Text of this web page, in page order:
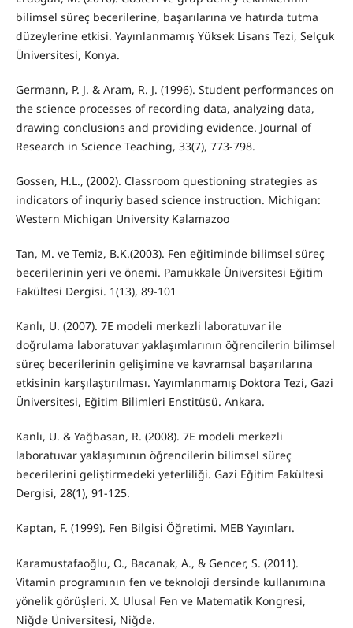
bilimsel süreç becerilerine, başarılarına ve hatırda tutma
düzeylerine etkisi. Yayınlanmamış Yüksek Lisans Tezi, Selçuk
Üniversitesi, Konya.
Germann, P. J. & Aram, R. J. (1996). Student performances on
the science processes of recording data, analyzing data,
drawing conclusions and providing evidence. Journal of
Research in Science Teaching, 33(7), 773-798.
Gossen, H.L., (2002). Classroom questioning strategies as
indicators of inquriy based science instruction. Michigan:
Western Michigan University Kalamazoo
Tan, M. ve Temiz, B.K.(2003). Fen eğitiminde bilimsel süreç
becerilerinin yeri ve önemi. Pamukkale Üniversitesi Eğitim
Fakültesi Dergisi. 1(13), 89-101
Kanlı, U. (2007). 7E modeli merkezli laboratuvar ile
doğrulama laboratuvar yaklaşımlarının öğrencilerin bilimsel
süreç becerilerinin gelişimine ve kavramsal başarılarına
etkisinin karşılaştırılması. Yayımlanmamış Doktora Tezi, Gazi
Üniversitesi, Eğitim Bilimleri Enstitüsü. Ankara.
Kanlı, U. & Yağbasan, R. (2008). 7E modeli merkezli
laboratuvar yaklaşımının öğrencilerin bilimsel süreç
becerilerini geliştirmedeki yeterliliği. Gazi Eğitim Fakültesi
Dergisi, 28(1), 91-125.
Kaptan, F. (1999). Fen Bilgisi Öğretimi. MEB Yayınları.
Karamustafaoğlu, O., Bacanak, A., & Gencer, S. (2011).
Vitamin programının fen ve teknoloji dersinde kullanımına
yönelik görüşleri. X. Ulusal Fen ve Matematik Kongresi,
Niğde Üniversitesi, Niğde.